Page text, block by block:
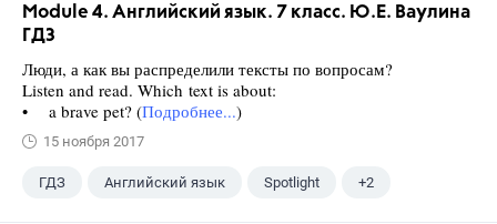
Module 4. Английский язык. 7 класс. Ю.Е. Ваулина
ГДЗ
Люди, а как вы распределили тексты по вопросам?
Listen and read. Which text is about:
• a brave pet? (Подробнее...)
15 ноября 2017
ГДЗ Английский язык Spotlight +2